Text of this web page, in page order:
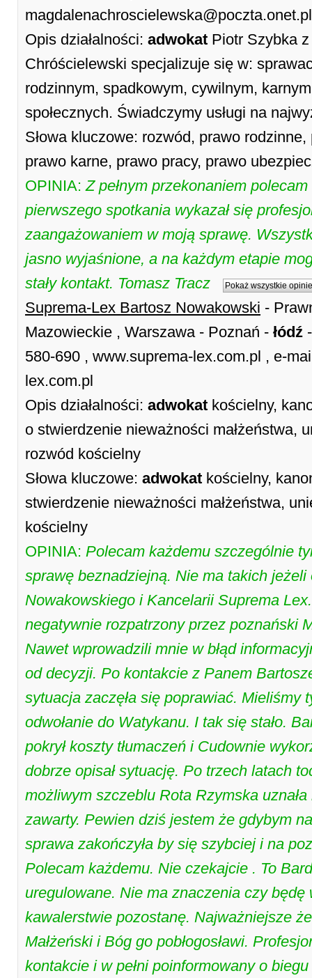
magdalenachroscielewska@poczta.onet.pl
Opis działalności: adwokat Piotr Szybka
Chróścielewski specjalizuje się w:
rodzinnym, spadkowym, cywilnym,
społecznych. Świadczymy usługi na
Słowa kluczowe: rozwód, prawo
prawo karne, prawo pracy, prawo
OPINIA:Z pełnym przekonaniem polecam
pierwszego spotkania wykazał się
zaangażowaniem w moją sprawę.
jasno wyjaśnione, a na każdym etapie
stały kontakt. Tomasz Tracz
Pokaż wszystkie opinie
Suprema-Lex Bartosz Nowakowski -
Mazowieckie , Warszawa - Poznań - łódź
580-690 , www.suprema-lex.com.pl , e-
lex.com.pl
Opis działalności: adwokat kościelny,
o stwierdzenie nieważności małżeństwa,
rozwód kościelny
Słowa kluczowe: adwokat kościelny,
stwierdzenie nieważności małżeństwa,
kościelny
OPINIA: Polecam każdemu szczególnie
sprawę beznadziejną. Nie ma takich
Nowakowskiego i Kancelarii Suprema
negatywnie rozpatrzony przez poznański
Nawet wprowadzili mnie w błąd
od decyzji. Po kontakcie z Panem
sytuacja zaczęła się poprawiać. Mieliśmy
odwołanie do Watykanu. I tak się stało.
pokrył koszty tłumaczeń i Cudownie
dobrze opisał sytuację. Po trzech latach
możliwym szczeblu Rota Rzymska
zawarty. Pewien dziś jestem że gdybym
sprawa zakończyła by się szybciej i na
Polecam każdemu. Nie czekajcie . To
uregulowane. Nie ma znaczenia czy
kawalerstwie pozostanę. Najważniejsze
Małżeński i Bóg go pobłogosławi.
kontakcie i w pełni poinformowany o